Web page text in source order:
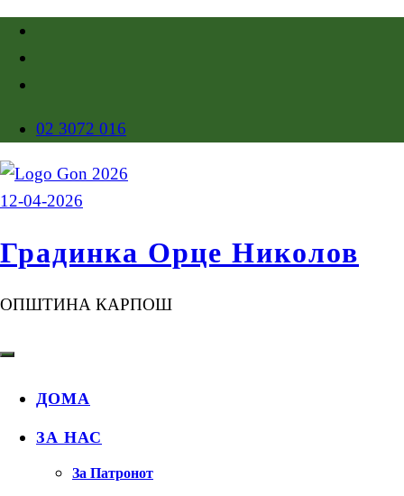
02 3072 016
Градинка Орце Николов
ОПШТИНА КАРПОШ
ДОМА
ЗА НАС
За Патронот